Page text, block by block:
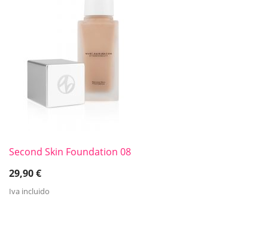
Second Skin Foundation 08
29,90€
Iva incluido